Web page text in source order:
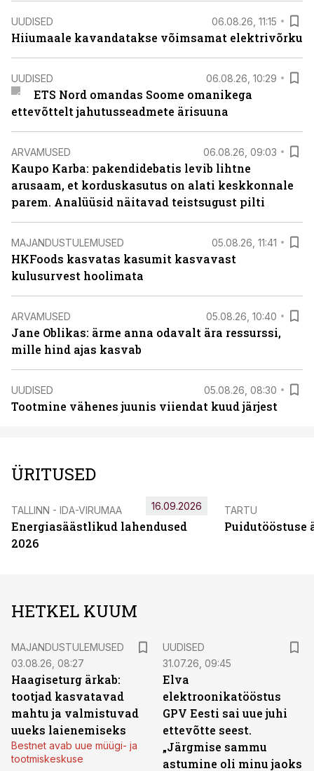
UUDISED 06.08.26, 11:15
Hiiumaale kavandatakse võimsamat elektrivõrku
UUDISED 06.08.26, 10:29
ETS Nord omandas Soome omanikega
ettevõttelt jahutusseadmete ärisuuna
ARVAMUSED 06.08.26, 09:03
Kaupo Karba: pakendidebatis levib lihtne
arusaam, et korduskasutus on alati keskkonnale
parem. Analüüsid näitavad teistsugust pilti
MAJANDUSTULEMUSED 05.08.26, 11:41
HKFoods kasvatas kasumit kasvavast
kulusurvest hoolimata
ARVAMUSED 05.08.26, 10:40
Jane Oblikas: ärme anna odavalt ära ressurssi,
mille hind ajas kasvab
UUDISED 05.08.26, 08:30
Tootmine vähenes juunis viiendat kuud järjest
ÜRITUSED
TALLINN - IDA-VIRUMAA
Energiasäästlikud lahendused
2026
16.09.2026 TARTU
Puidutööstuse
HETKEL KUUM
MAJANDUSTULEMUSED
03.08.26, 08:27
Haagiseturg ärkab:
tootjad kasvatavad
mahtu ja valmistuvad
uueks laienemiseks
Bestnet avab uue müügi- ja
tootmiskeskuse
UUDISED
31.07.26, 09:45
Elva
elektroonikatööstus
GPV Eesti sai uue juhi
ettevõtte seest.
„Järgmise sammu
astumine oli minu jaoks